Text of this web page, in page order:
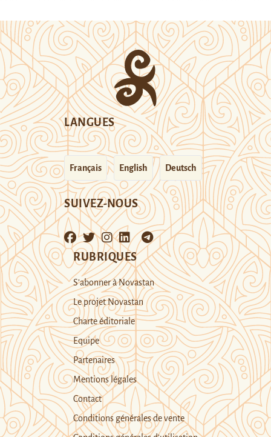
LANGUES
Français English Deutsch
SUIVEZ-NOUS
RUBRIQUES
S’abonner à Novastan
Le projet Novastan
Charte éditoriale
Equipe
Partenaires
Mentions légales
Contact
Conditions générales de vente